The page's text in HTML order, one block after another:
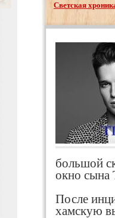
Светская
большой
окно сына
После
хамскую